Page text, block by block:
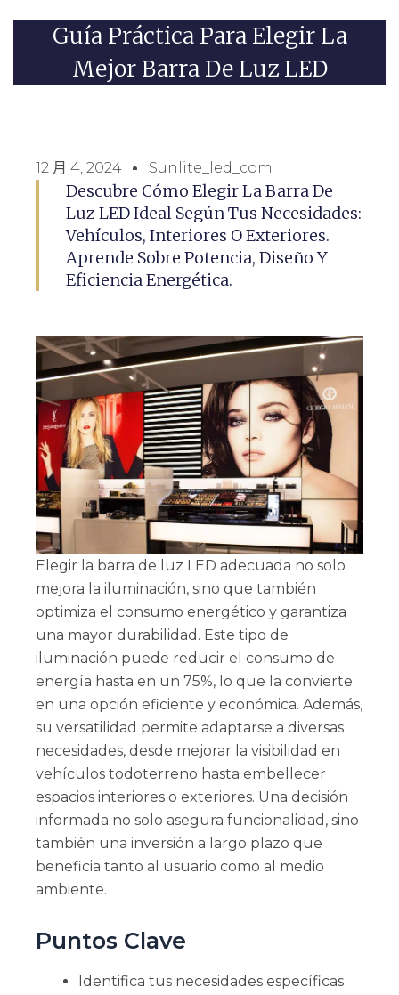
Guía Práctica Para Elegir La
Mejor Barra De Luz LED
12 月 4, 2024 Sunlite_led_com
Descubre Cómo Elegir La Barra De
Luz LED Ideal Según Tus Necesidades:
Vehículos, Interiores O Exteriores.
Aprende Sobre Potencia, Diseño Y
Eficiencia Energética.
Elegir la barra de luz LED adecuada no solo
mejora la iluminación, sino que también
optimiza el consumo energético y garantiza
una mayor durabilidad. Este tipo de
iluminación puede reducir el consumo de
energía hasta en un 75%, lo que la convierte
en una opción eficiente y económica. Además,
su versatilidad permite adaptarse a diversas
necesidades, desde mejorar la visibilidad en
vehículos todoterreno hasta embellecer
espacios interiores o exteriores. Una decisión
informada no solo asegura funcionalidad, sino
también una inversión a largo plazo que
beneficia tanto al usuario como al medio
ambiente.
Puntos Clave
Identifica tus necesidades específicas